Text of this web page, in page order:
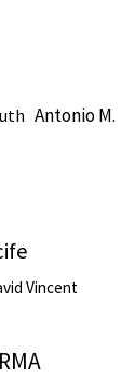
Antonio M.
Vincent